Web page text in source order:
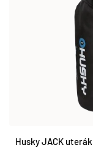
Husky JACK